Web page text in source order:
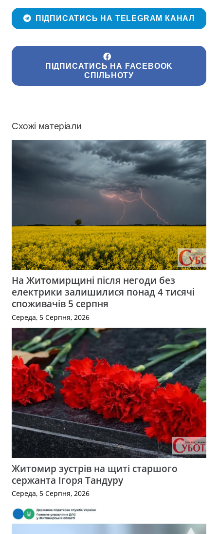
ПІДПИСАТИСЬ НА TELEGRAM КАНАЛ
ПІДПИСАТИСЬ НА FACEBOOK
СПІЛЬНОТУ
Схожі матеріали
На Житомирщині після негоди без
електрики залишилися понад 4 тисячі
споживачів 5 серпня
Середа, 5 Серпня, 2026
Житомир зустрів на щиті старшого
сержанта Ігоря Тандуру
Середа, 5 Серпня, 2026